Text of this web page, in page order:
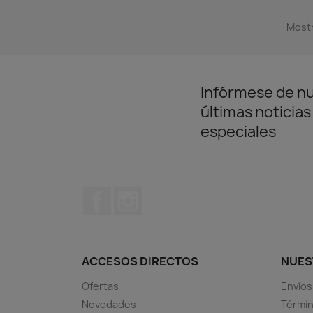
Infórmese de
últimas
especiales
ACCESOS DIRECTOS
Ofertas
Novedades
Envíos